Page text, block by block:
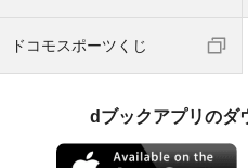
ドコモスポーツくじ
dブックアプリのダ